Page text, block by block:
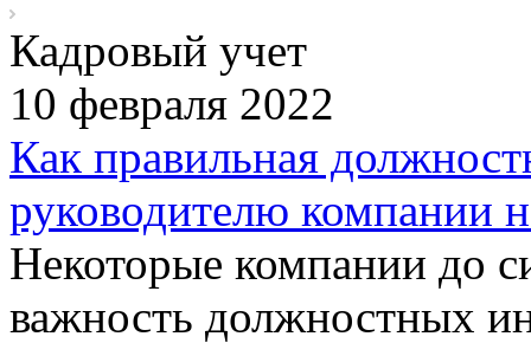
Кадровый учет
10 февраля 2022
Как правильная
руководителю компании
Некоторые компании до
важность должностных